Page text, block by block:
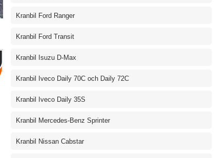
Kranbil Ford Ranger
Kranbil Ford Transit
Kranbil Isuzu D-Max
Kranbil Iveco Daily 70C och Daily 72C
Kranbil Iveco Daily 35S
Kranbil Mercedes-Benz Sprinter
Kranbil Nissan Cabstar